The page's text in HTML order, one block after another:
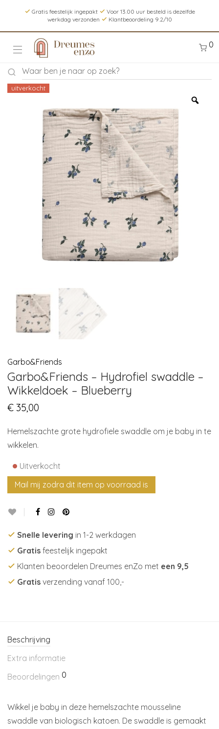
Gratis feestelijk ingepakt
Voor 13.00 uur besteld is dezelfde
werkdag verzonden
Klantbeoordeling 9.2/10
0
uitverkocht
Garbo&Friends
Garbo&Friends – Hydrofiel swaddle –
Wikkeldoek – Blueberry
€ 35,00
Hemelszachte grote hydrofiele swaddle om je baby in te
wikkelen.
• Uitverkocht
Snelle levering in 1-2 werkdagen
Gratis feestelijk ingepakt
Klanten beoordelen Dreumes enZo met een 9,5
Gratis verzending vanaf 100,-
Beschrijving
Extra informatie
Beoordelingen 0
Wikkel je baby in deze hemelszachte mousseline
swaddle van biologisch katoen. De swaddle is gemaakt